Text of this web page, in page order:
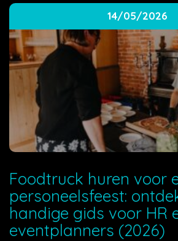
14/05/2026
Foodtruck huren voor
personeelsfeest:
handige gids voor HR
eventplanners (2026)